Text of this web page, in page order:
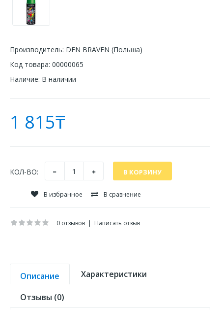
Производитель: DEN BRAVEN (Польша)
Код товара: 00000065
Наличие: В наличии
1 815₸
КОЛ-ВО:
В избранное В сравнение
0 отзывов | Написать отзыв
Описание Характеристики
Отзывы (0)